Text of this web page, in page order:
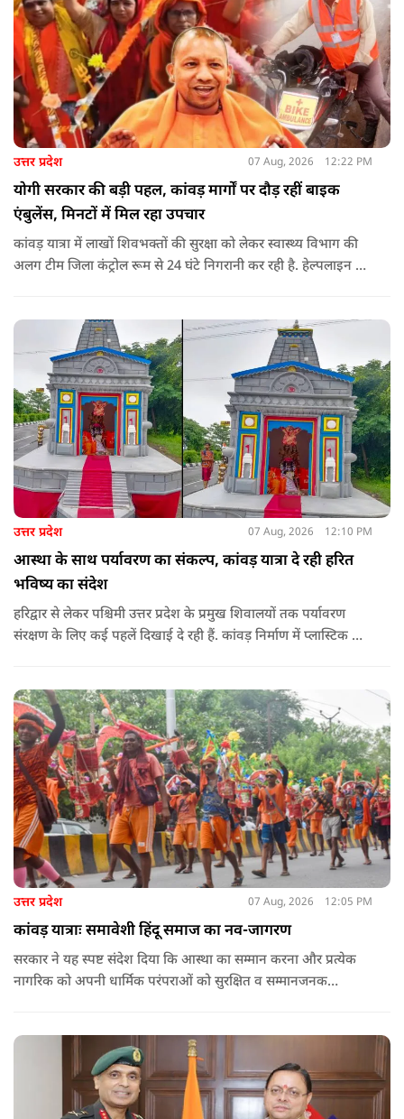
उत्तर प्रदेश 07 Aug, 2026 12:22 PM
योगी सरकार की बड़ी पहल, कांवड़ मार्गों पर दौड़ रहीं बाइक
एंबुलेंस, मिनटों में मिल रहा उपचार
कांवड़ यात्रा में लाखों शिवभक्तों की सुरक्षा को लेकर स्वास्थ्य विभाग की
अलग टीम जिला कंट्रोल रूम से 24 घंटे निगरानी कर रही है. हेल्पलाइन पर
उत्तर प्रदेश 07 Aug, 2026 12:10 PM
आस्था के साथ पर्यावरण का संकल्प, कांवड़ यात्रा दे रही हरित
भविष्य का संदेश
हरिद्वार से लेकर पश्चिमी उत्तर प्रदेश के प्रमुख शिवालयों तक पर्यावरण
संरक्षण के लिए कई पहलें दिखाई दे रही हैं. कांवड़ निर्माण में प्लास्टिक के
पत्तियों का पृथक संग्रह किया जाएगा.
उत्तर प्रदेश 07 Aug, 2026 12:05 PM
कांवड़ यात्राः समावेशी हिंदू समाज का नव-जागरण
सरकार ने यह स्पष्ट संदेश दिया कि आस्था का सम्मान करना और प्रत्येक
नागरिक को अपनी धार्मिक परंपराओं को सुरक्षित व सम्मानजनक
अपने नागरिकों की आस्था को दिया गया बड़ा सम्मान है.